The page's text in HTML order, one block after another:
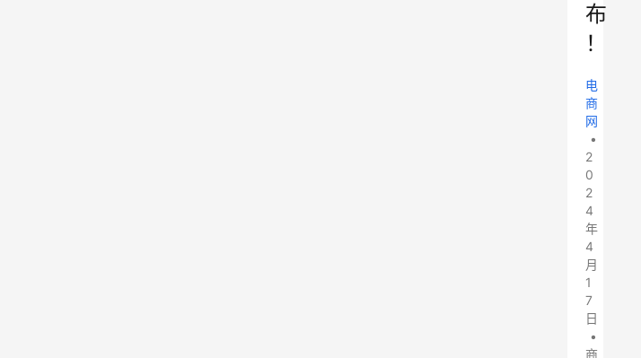
布
！
电
商
网
•
2
0
2
4
年
4
月
1
7
日
•
商